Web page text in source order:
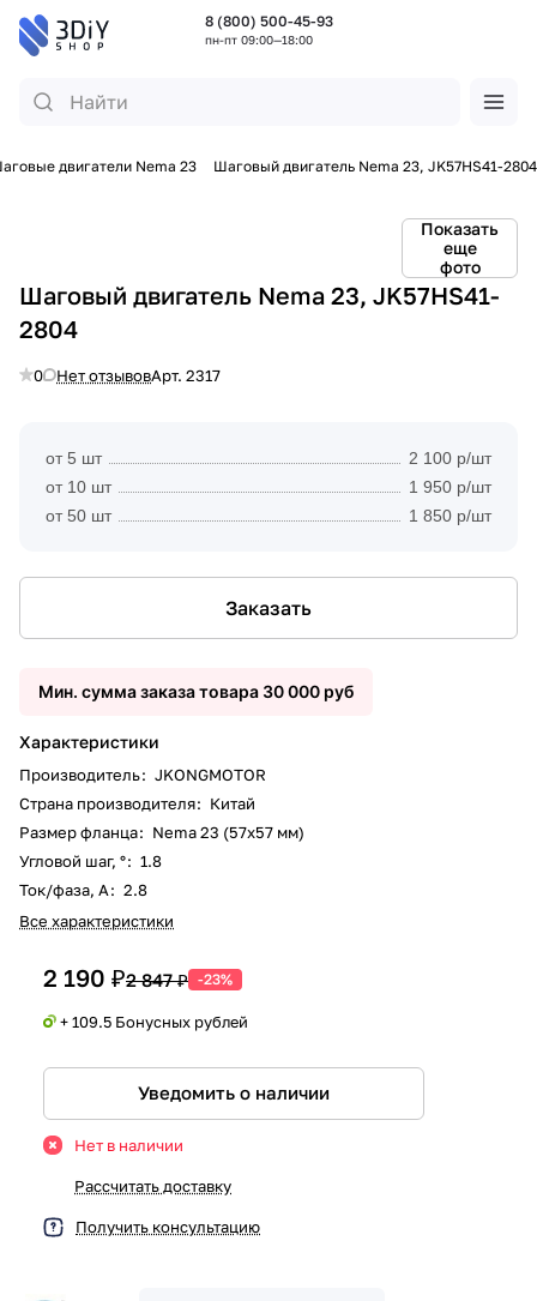
8 (800) 500-45-93
пн-пт 09:00—18:00
двигатели Nema 23 Шаговый двигатель Nema 23, JK57HS41-2804
Показать
еще
фото
Шаговый двигатель Nema 23, JK57HS41-
2804
0 Нет отзывовАрт. 2317
от 5 шт
2 100 р/шт
от 10 шт
1 950 р/шт
от 50 шт
1 850 р/шт
Заказать
Мин. сумма заказа товара 30 000 руб
Характеристики
Производитель: JKONGMOTOR
Страна производителя: Китай
Размер фланца: Nema 23 (57x57 мм)
Угловой шаг, °: 1.8
Ток/фаза, А: 2.8
Все характеристики
2 190 ₽2 847 ₽ -23%
+ 109.5 Бонусных рублей
Уведомить о наличии
Нет в наличии
Рассчитать доставку
Получить консультацию